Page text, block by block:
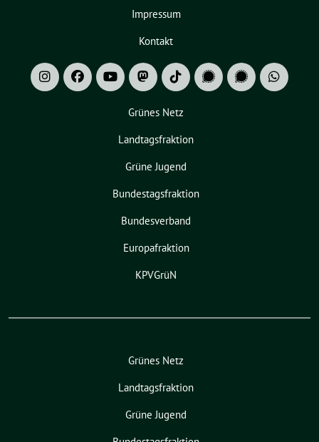
Impressum
Kontakt
Grünes Netz
Landtagsfraktion
Grüne Jugend
Bundestagsfraktion
Bundesverband
Europafraktion
KPVGrüN
Grünes Netz
Landtagsfraktion
Grüne Jugend